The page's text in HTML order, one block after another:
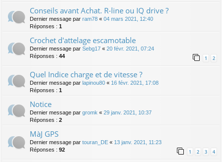
Conseils avant Achat. R-line ou IQ drive ?
Dernier message par ram78 « 04 mars 2021, 12:40
Réponses : 1
Crochet d'attelage escamotable
Dernier message par Sebg17 « 20 févr. 2021, 07:24
Réponses : 44 1 2
Quel Indice charge et de vitesse ?
Dernier message par lapinou80 « 16 févr. 2021, 17:08
Réponses : 1
Notice
Dernier message par gromk « 29 janv. 2021, 10:37
Réponses : 2
MàJ GPS
Dernier message par touran_DE « 13 janv. 2021, 11:23
Réponses : 92 1 2 3 4